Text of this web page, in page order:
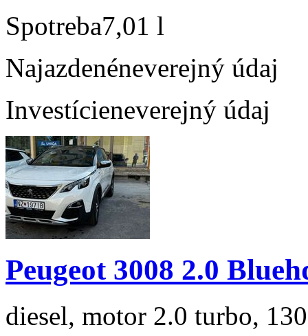
Spotreba7,01 l
Najazdenéneverejný údaj
Investícieneverejný údaj
Peugeot 3008 2.0
diesel, motor 2.0 turbo,